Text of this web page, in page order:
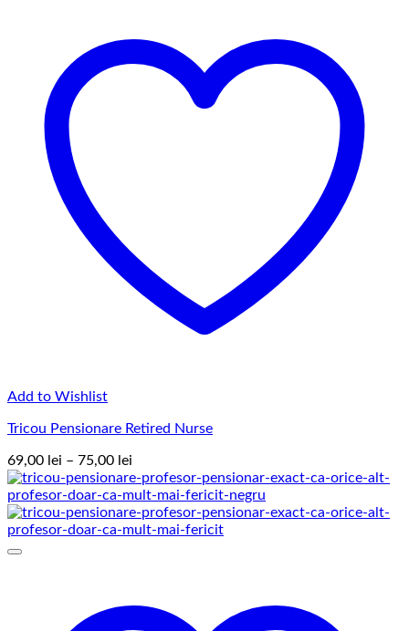
Add to Wishlist
Tricou Pensionare Retired Nurse
69,00 lei – 75,00 lei
de
prețuri:
69,00 lei
până